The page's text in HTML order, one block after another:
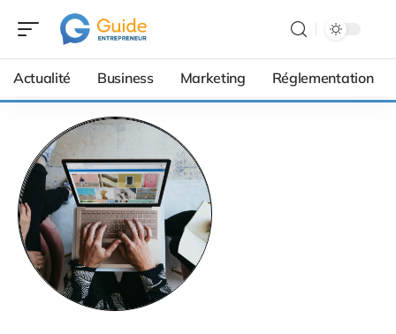
Actualité Business Marketing Réglementation